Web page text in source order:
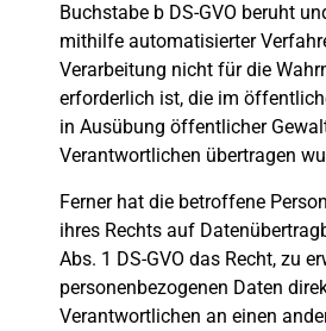
Buchstabe b DS-GVO beruht
mithilfe automatisierter
Verarbeitung nicht für die
erforderlich ist, die im
in Ausübung öffentlicher
Verantwortlichen übertragen
Ferner hat die betroffene
ihres Rechts auf
Abs. 1 DS-GVO das Recht, zu
personenbezogenen Daten
Verantwortlichen an einen